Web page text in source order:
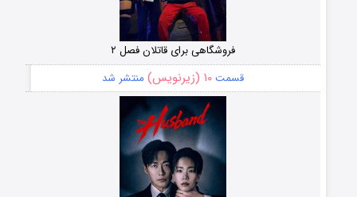
فروشگاهی برای قاتلان فصل ۲
قسمت۱۰ (زیرنویس) منتشر شد